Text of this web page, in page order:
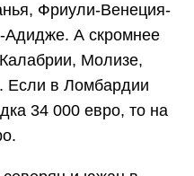
Фриули-Венеция-
Адидже. А скромнее
Молизе,
Если в Ломбардии
34 000 евро, то на